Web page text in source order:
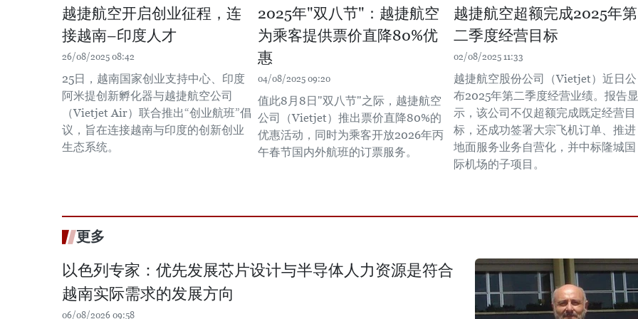
越捷航空开启创业征程，连
接越南–印度人才
26/08/2025 08:42
25日，越南国家创业支持中心、印度
阿米提创新孵化器与越捷航空公司
（Vietjet Air）联合推出“创业航班”倡
议，旨在连接越南与印度的创新创业
生态系统。
2025年"双八节"：越捷航空
为乘客提供票价直降80%优
惠
04/08/2025 09:20
值此8月8日"双八节"之际，越捷航空
公司（Vietjet）推出票价直降80%的
优惠活动，同时为乘客开放2026年丙
午春节国内外航班的订票服务。
越捷航空超额完成2025年第
二季度经营目标
02/08/2025 11:33
越捷航空股份公司（Vietjet）近日公
布2025年第二季度经营业绩。报告显
示，该公司不仅超额完成既定经营目
标，还成功签署大宗飞机订单、推进
地面服务业务自营化，并中标隆城国
际机场的子项目。
更多
以色列专家：优先发展芯片设计与半导体人力资源是符合
越南实际需求的发展方向
06/08/2026 09:58